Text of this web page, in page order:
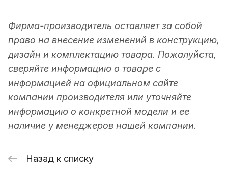
Фирма-производитель оставляет за собой
право на внесение изменений в конструкцию,
дизайн и комплектацию товара. Пожалуйста,
сверяйте информацию о товаре с
информацией на официальном сайте
компании производителя или уточняйте
информацию о конкретной модели и ее
наличие у менеджеров нашей компании.
Назад к списку